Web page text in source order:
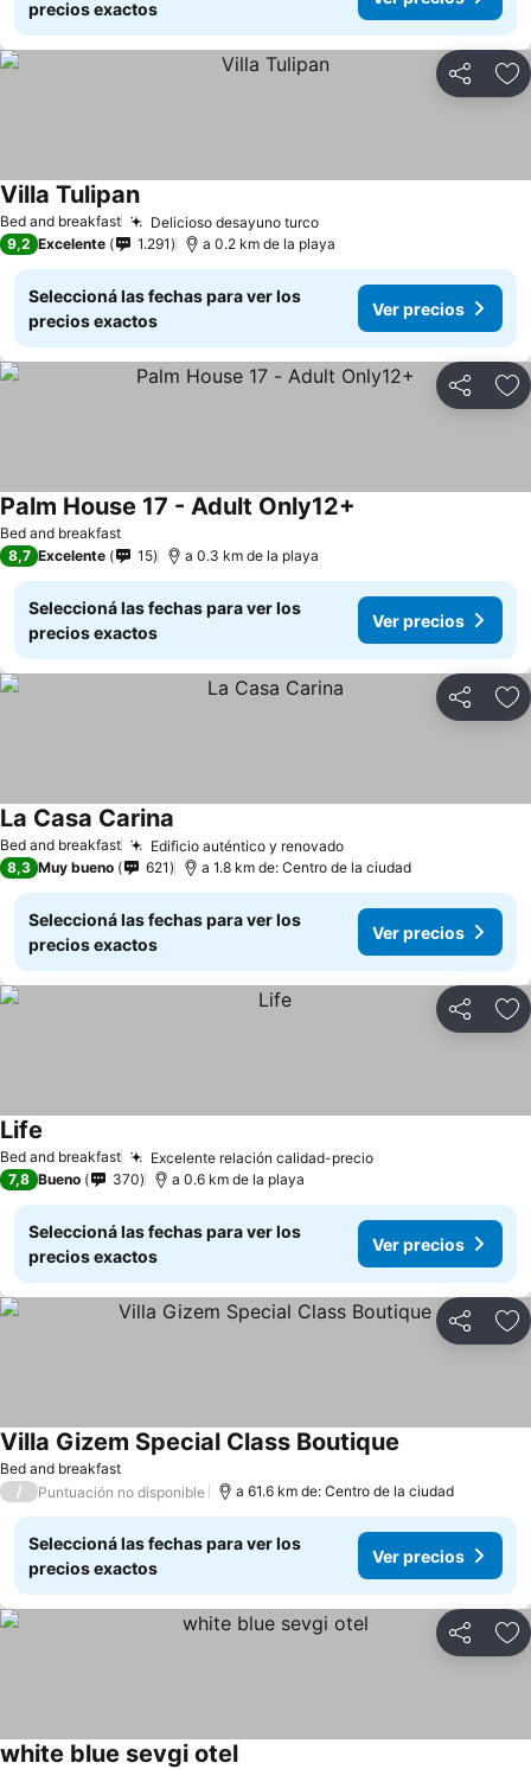
precios exactos
Compartir
Bed and breakfast Delicioso desayuno turco
Villa Tulipan
9,2 Excelente 1.291 a 0.2 km de la playa
Seleccioná las fechas para ver los
precios exactos
Ver precios
Compartir
Bed and breakfast
Palm House 17 - Adult Only12+
8,7 Excelente 15 a 0.3 km de la playa
Seleccioná las fechas para ver los
precios exactos
Ver precios
Compartir
Bed and breakfast Edificio auténtico y renovado
La Casa Carina
8,3 Muy bueno 621 a 1.8 km de: Centro de la ciudad
Seleccioná las fechas para ver los
precios exactos
Ver precios
Compartir
Bed and breakfast Excelente relación calidad-precio
Life
7,8 Bueno 370 a 0.6 km de la playa
Seleccioná las fechas para ver los
precios exactos
Ver precios
Compartir
Bed and breakfast
Villa Gizem Special Class Boutique
/ Puntuación no disponible a 61.6 km de: Centro de la ciudad
Seleccioná las fechas para ver los
precios exactos
Ver precios
Compartir
white blue sevgi otel